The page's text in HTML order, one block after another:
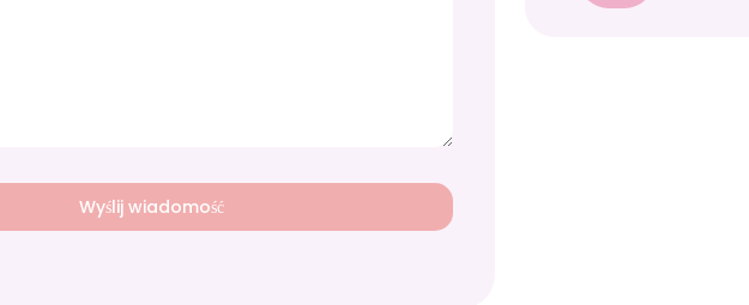
Wyślij wiadomość